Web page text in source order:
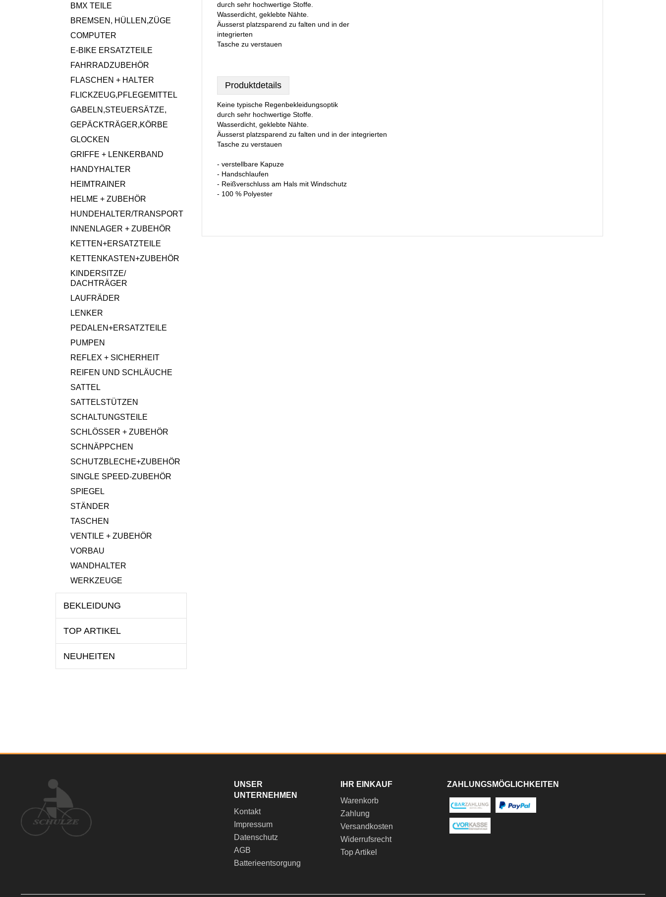
BMX TEILE
BREMSEN, HÜLLEN,ZÜGE
COMPUTER
E-BIKE ERSATZTEILE
FAHRRADZUBEHÖR
FLASCHEN + HALTER
FLICKZEUG,PFLEGEMITTEL
GABELN,STEUERSÄTZE,
GEPÄCKTRÄGER,KÖRBE
GLOCKEN
GRIFFE + LENKERBAND
HANDYHALTER
HEIMTRAINER
HELME + ZUBEHÖR
HUNDEHALTER/TRANSPORT
INNENLAGER + ZUBEHÖR
KETTEN+ERSATZTEILE
KETTENKASTEN+ZUBEHÖR
KINDERSITZE/
DACHTRÄGER
LAUFRÄDER
LENKER
PEDALEN+ERSATZTEILE
PUMPEN
REFLEX + SICHERHEIT
REIFEN UND SCHLÄUCHE
SATTEL
SATTELSTÜTZEN
SCHALTUNGSTEILE
SCHLÖSSER + ZUBEHÖR
SCHNÄPPCHEN
SCHUTZBLECHE+ZUBEHÖR
SINGLE SPEED-ZUBEHÖR
SPIEGEL
STÄNDER
TASCHEN
VENTILE + ZUBEHÖR
VORBAU
WANDHALTER
WERKZEUGE
BEKLEIDUNG
TOP ARTIKEL
NEUHEITEN
durch sehr hochwertige Stoffe.
Wasserdicht, geklebte Nähte.
Äusserst platzsparend zu falten und in der
integrierten
Tasche zu verstauen
Produktdetails
Keine typische Regenbekleidungsoptik
durch sehr hochwertige Stoffe.
Wasserdicht, geklebte Nähte.
Äusserst platzsparend zu falten und in der integrierten
Tasche zu verstauen
- verstellbare Kapuze
- Handschlaufen
- Reißverschluss am Hals mit Windschutz
- 100 % Polyester
UNSER
UNTERNEHMEN
Kontakt
Impressum
Datenschutz
AGB
Batterieentsorgung
IHR EINKAUF
Warenkorb
Zahlung
Versandkosten
Widerrufsrecht
Top Artikel
ZAHLUNGSMÖGLICHKEITEN